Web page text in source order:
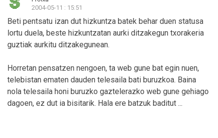
2004-05-11 : 15:51
Beti pentsatu izan dut hizkuntza batek behar duen statusa
lortu duela, beste hizkuntzatan aurki ditzakegun txorakeria
guztiak aurkitu ditzakegunean.
Horretan pensatzen nengoen, ta web gune bat egin nuen,
telebistan ematen dauden telesaila bati buruzkoa. Baina
nola telesaila honi buruzko gaztelerazko web gune gehiago
dagoen, ez dut ia bisitarik. Hala ere batzuk baditut ...